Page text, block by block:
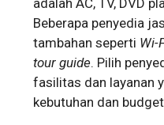
Beberapa penyedia
tambahan seperti Wi-
tour guide. Pilih
fasilitas dan layanan
kebutuhan dan